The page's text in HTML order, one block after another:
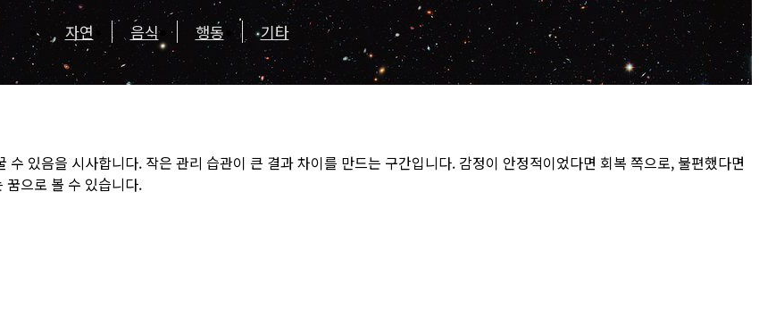
자연 음식 행동 기타
있음을 시사합니다. 작은 관리 습관이 큰 결과 차이를 만드는 구간입니다. 감정이 안정적이었다면 회복 쪽으로, 불편했다면
꿈으로 볼 수 있습니다.